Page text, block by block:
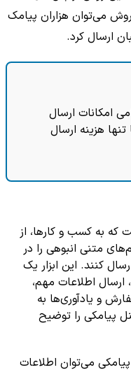
می‌توان هزاران پیامک
ارسال کرد.
امکانات ارسال
هزینه ارسال
که به کسب و کارها، از
متنی انبوهی را در
کنند. این ابزار یک
ارسال اطلاعات مهم،
و یادآوری‌ها به
پیامکی را توضیح
می‌توان اطلاعات